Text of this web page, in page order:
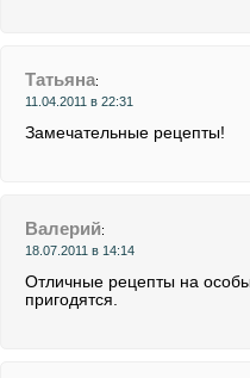
Татьяна:
11.04.2011 в 22:31
Замечательные рецепты!
Валерий:
18.07.2011 в 14:14
Отличные рецепты на
пригодятся.